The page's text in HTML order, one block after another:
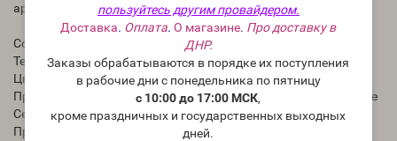
пользуйтесь другим провайдером.
Доставка. Оплата.О магазине. Про доставку в
ДНР.
Заказы обрабатываются в порядке их поступления
в рабочие дни с понедельника по пятницу
с 10:00 до 17:00 МСК,
кроме праздничных и государственных выходных
дней.
ароматическую смесь.
Содержание ванилина: 2 %
Температура воспламенения: 93 °C
Цвет меняет на светло-коричневый
Производительность: хорошо ведет себя в холодном процессе
Семейство ароматов: свежий
Происхождение: США